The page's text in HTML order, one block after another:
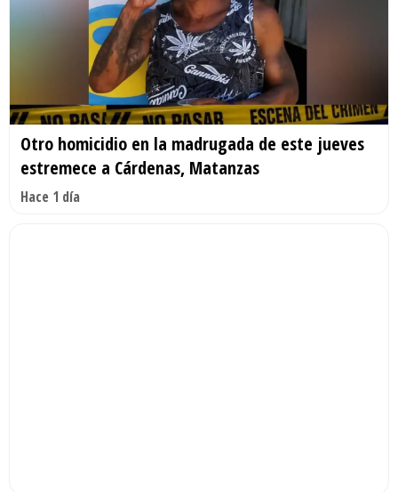
Otro homicidio en la madrugada de este jueves
estremece a Cárdenas, Matanzas
Hace 1 día